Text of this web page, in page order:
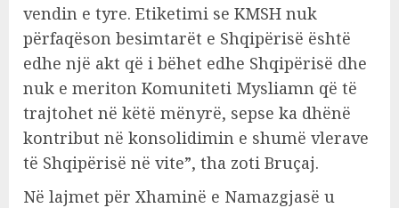
vendin e tyre. Etiketimi se KMSH nuk
përfaqëson besimtarët e Shqipërisë është
edhe një akt që i bëhet edhe Shqipërisë dhe
nuk e meriton Komuniteti Mysliamn që të
trajtohet në këtë mënyrë, sepse ka dhënë
kontribut në konsolidimin e shumë vlerave
të Shqipërisë në vite”, tha zoti Bruçaj.
Në lajmet për Xhaminë e Namazgjasë u